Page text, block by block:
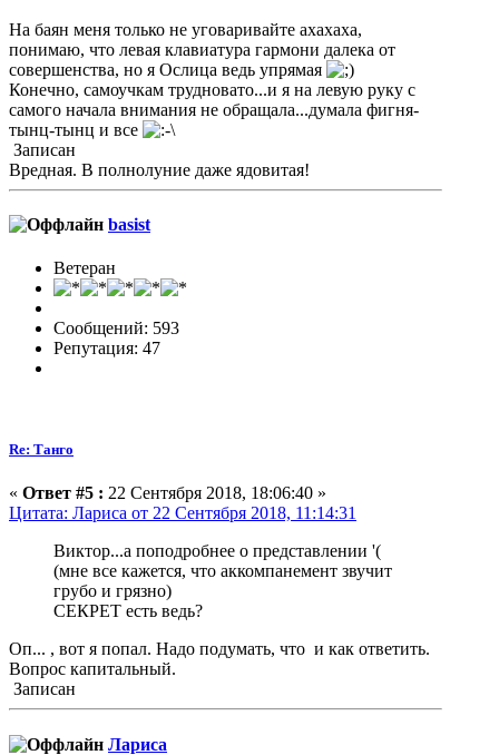
На баян меня только не уговаривайте ахахаха,
понимаю, что левая клавиатура гармони далека от
совершенства, но я Ослица ведь упрямая
Конечно, самоучкам трудновато...и я на левую руку с
самого начала внимания не обращала...думала фигня-
тынц-тынц и все
Записан
Вредная. В полнолуние даже ядовитая!
basist
Ветеран
Сообщений: 593
Репутация: 47
Re: Танго
« Ответ #5 : 22 Сентября 2018, 18:06:40 »
Цитата: Лариса от 22 Сентября 2018, 11:14:31
Виктор...а поподробнее о представлении '(
(мне все кажется, что аккомпанемент звучит
грубо и грязно)
СЕКРЕТ есть ведь?
Оп... , вот я попал. Надо подумать, что и как ответить.
Вопрос капитальный.
Записан
Лариса